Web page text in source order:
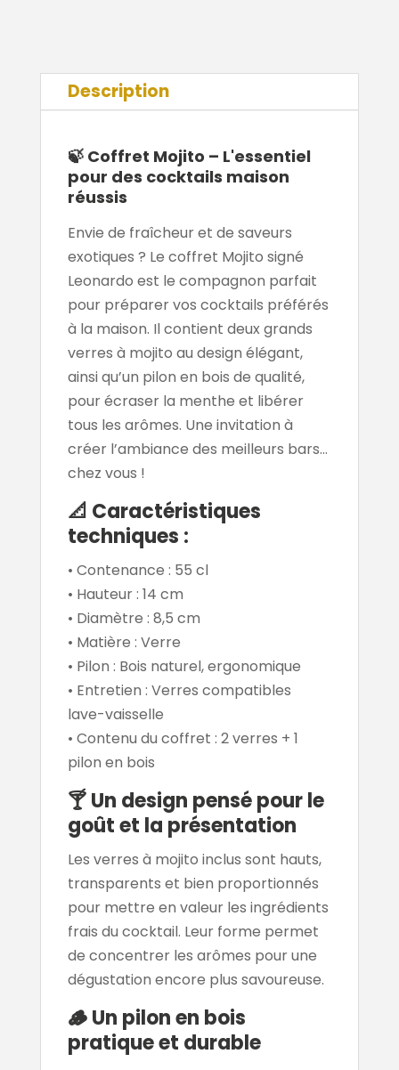
Description
🍃 Coffret Mojito – L'essentiel
pour des cocktails maison
réussis
Envie de fraîcheur et de saveurs
exotiques ? Le coffret Mojito signé
Leonardo est le compagnon parfait
pour préparer vos cocktails préférés
à la maison. Il contient deux grands
verres à mojito au design élégant,
ainsi qu’un pilon en bois de qualité,
pour écraser la menthe et libérer
tous les arômes. Une invitation à
créer l’ambiance des meilleurs bars…
chez vous !
📐 Caractéristiques
techniques :
• Contenance : 55 cl
• Hauteur : 14 cm
• Diamètre : 8,5 cm
• Matière : Verre
• Pilon : Bois naturel, ergonomique
• Entretien : Verres compatibles
lave-vaisselle
• Contenu du coffret : 2 verres + 1
pilon en bois
🍸Un design pensé pour le
goût et la présentation
Les verres à mojito inclus sont hauts,
transparents et bien proportionnés
pour mettre en valeur les ingrédients
frais du cocktail. Leur forme permet
de concentrer les arômes pour une
dégustation encore plus savoureuse.
🪵Un pilon en bois
pratique et durable